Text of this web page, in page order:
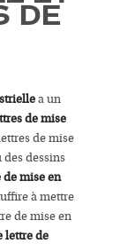
DE
a un
de mise
de mise
dessins
de mise en
à mettre
de mise en
lettre de